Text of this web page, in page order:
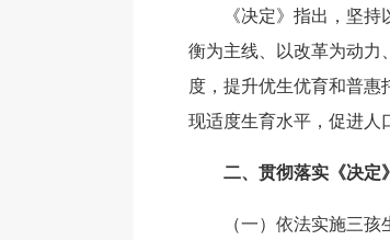
《决定》指出，坚
衡为主线、以改革为动力
度，提升优生优育和普
现适度生育水平，促进人
二、贯彻落实《决定
（一）依法实施三